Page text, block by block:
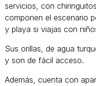
servicios, con
componen el escenario
y playa si viajas con
Sus orillas, de agua
y son de fácil acceso.
Además, cuenta con